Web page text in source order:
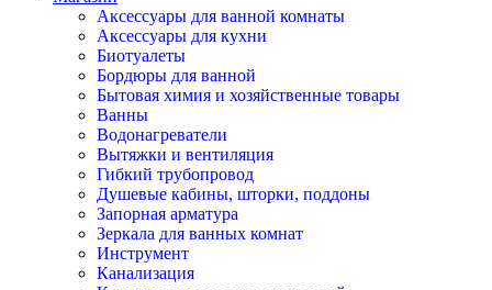
Аксессуары для ванной комнаты
Аксессуары для кухни
Биотуалеты
Бордюры для ванной
Бытовая химия и хозяйственные товары
Ванны
Водонагреватели
Вытяжки и вентиляция
Гибкий трубопровод
Душевые кабины, шторки, поддоны
Запорная арматура
Зеркала для ванных комнат
Инструмент
Канализация